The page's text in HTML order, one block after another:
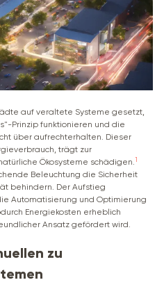
auf veraltete Systeme gesetzt,
Prinzip funktionieren und die
über aufrechterhalten. Dieser
trägt zur
Ökosysteme schädigen.1
Beleuchtung die Sicherheit
behindern. Der Aufstieg
Automatisierung und Optimierung
Energiekosten erheblich
Ansatz gefördert wird.
zu